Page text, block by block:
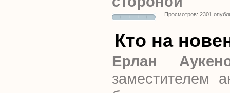
Просмотров: 2301
Кто на
Ерлан
заместителем